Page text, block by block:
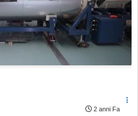
2 anni Fa